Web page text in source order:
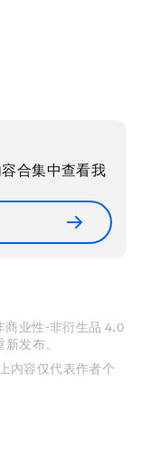
合集中查看我
商业性-非衍生品 4.0
发布。
内容仅代表作者个